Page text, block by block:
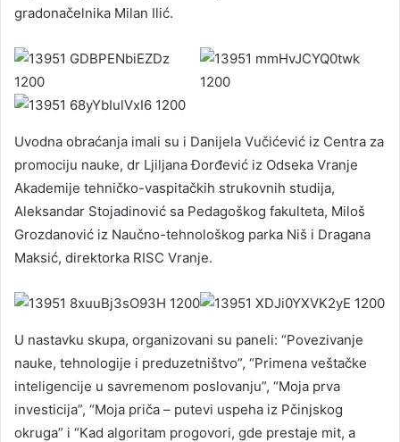
gradonačelnika Milan Ilić.
Uvodna obraćanja imali su i Danijela Vučićević iz Centra za
promociju nauke, dr Ljiljana Đorđević iz Odseka Vranje
Akademije tehničko-vaspitačkih strukovnih studija,
Aleksandar Stojadinović sa Pedagoškog fakulteta, Miloš
Grozdanović iz Naučno-tehnološkog parka Niš i Dragana
Maksić, direktorka RISC Vranje.
U nastavku skupa, organizovani su paneli: “Povezivanje
nauke, tehnologije i preduzetništvo”, “Primena veštačke
inteligencije u savremenom poslovanju”, “Moja prva
investicija”, “Moja priča – putevi uspeha iz Pčinjskog
okruga” i “Kad algoritam progovori, gde prestaje mit, a